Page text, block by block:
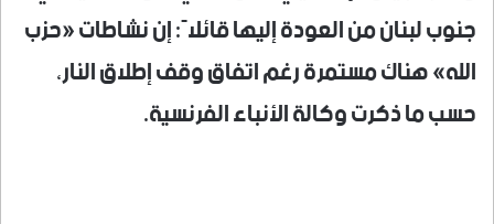
جنوب لبنان من العودة إليها قائلاً: إن نشاطات «حزب
الله» هناك مستمرة رغم اتفاق وقف إطلاق النار،
حسب ما ذكرت وكالة الأنباء الفرنسية.